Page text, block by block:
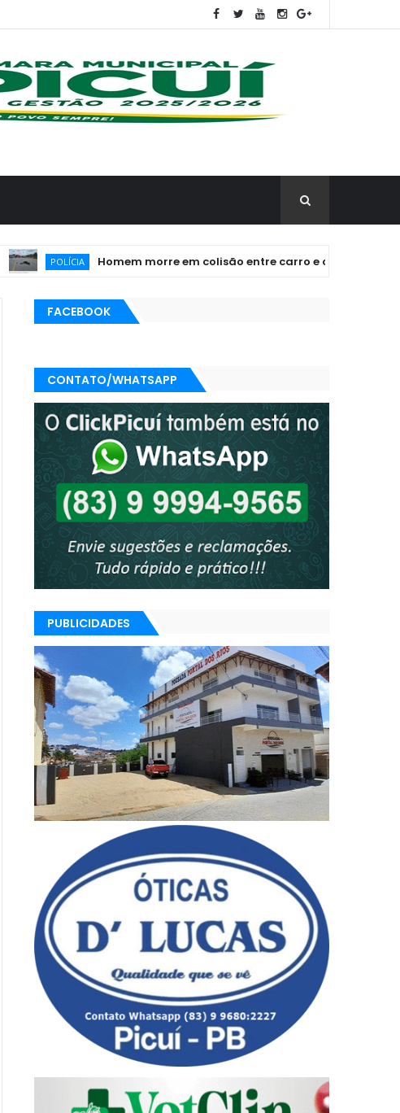
POLÍCIA Homem morre em colisão entre carro e caminhão no interior
FACEBOOK
CONTATO/WHATSAPP
PUBLICIDADES